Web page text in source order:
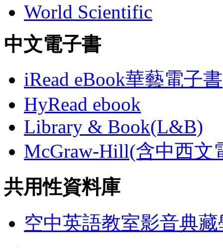
World Scientific
中文電子書
iRead eBook華藝電子書
HyRead ebook
Library & Book(L&B)
McGraw-Hill(含中西文
共用性資料庫
空中英語教室影音典